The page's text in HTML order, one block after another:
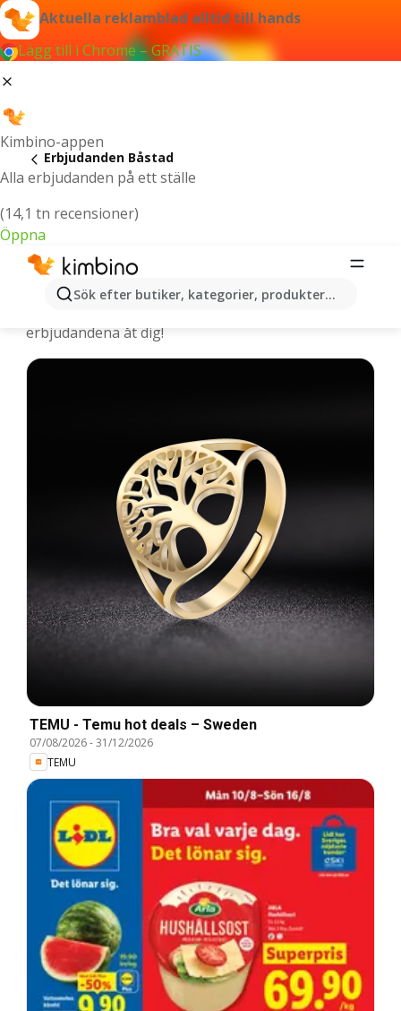
Aktuella reklamblad alltid till hands
Lägg till i Chrome – GRATIS
Kimbino-appen
Alla erbjudanden på ett ställe
(14,1 tn recensioner)
Öppna
Sök efter butiker, kategorier, produkter...
Erbjudanden Båstad
Båstad - De senaste erbjudandena
erbjudandena åt dig!
TEMU - Temu hot deals – Sweden
07/08/2026-31/12/2026
TEMU